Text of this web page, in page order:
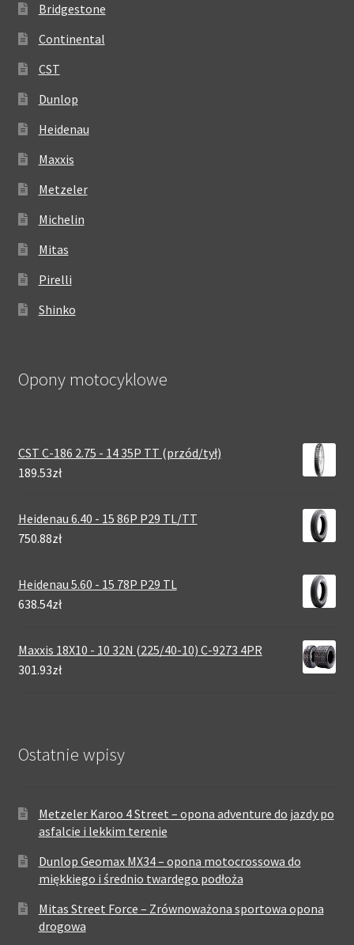
Bridgestone
Continental
CST
Dunlop
Heidenau
Maxxis
Metzeler
Michelin
Mitas
Pirelli
Shinko
Opony motocyklowe
CST C-186 2.75 - 14 35P TT (przód/tył)
189.53zł
Heidenau 6.40 - 15 86P P29 TL/TT
750.88zł
Heidenau 5.60 - 15 78P P29 TL
638.54zł
Maxxis 18X10 - 10 32N (225/40-10) C-9273 4PR
301.93zł
Ostatnie wpisy
Metzeler Karoo 4 Street – opona adventure do jazdy po
asfalcie i lekkim terenie
Dunlop Geomax MX34 – opona motocrossowa do
miękkiego i średnio twardego podłoża
Mitas Street Force – Zrównoważona sportowa opona
drogowa